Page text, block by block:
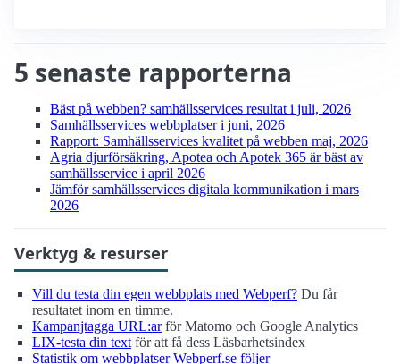
5 senaste rapporterna
Bäst på webben? samhälls­services resultat i juli, 2026
Samhälls­services webbplatser i juni, 2026
Rapport: Samhälls­services kvalitet på webben maj, 2026
Agria djurförsäkring, Apotea och Apotek 365 är bäst av
samhälls­service i april 2026
Jämför samhälls­services digitala kommunikation i mars
2026
Verktyg & resurser
Vill du testa din egen webbplats med Webperf? Du får
resultatet inom en timme.
Kampanjtagga URL:arför Matomo och Google Analytics
LIX-testa din text för att få dess Läsbarhetsindex
Statistik om webbplatser Webperf.se följer